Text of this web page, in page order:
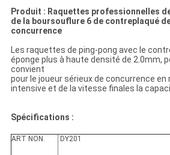
Produit : Raquettes professionnelles
de la boursouflure 6 de contreplaqué
concurrence
Les raquettes de ping-pong avec le
éponge plus à haute densité de 2.0mm,
convient
pour le joueur sérieux de concurrence
intensive et de la vitesse finales la
Spécifications :
ART NON. DY201